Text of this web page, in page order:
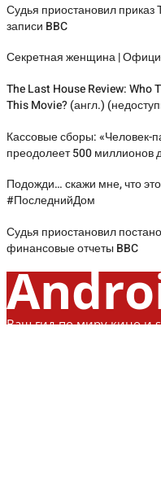
Судья приостановил
записи BBC
Секретная женщина |
The Last House Review: Who
This Movie? (англ.)
Кассовые сборы: «Человек-
преодолеет 500
Подожди… скажи мне, что
#ПоследнийДом
Судья приостановил
финансовые отчеты BBC
Ваш гид по миру кино и